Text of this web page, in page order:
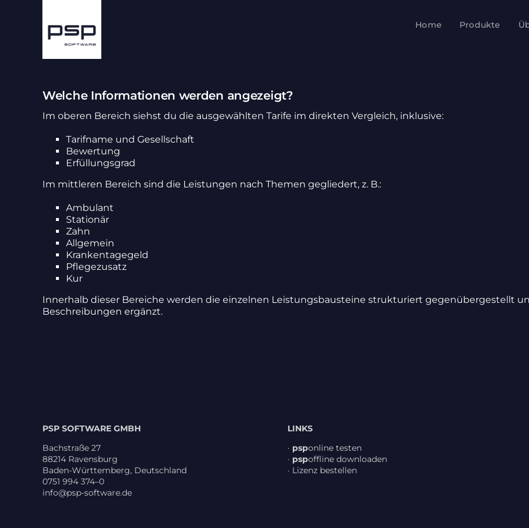
Home Produkte
Welche Informationen werden angezeigt?
Im oberen Bereich siehst du die ausge­wählten Tarife im direkten Vergleich, inklu­sive:
Tarif­name und Gesell­schaft
Bewer­tung
Erfül­lungs­grad
Im mitt­leren Bereich sind die Leis­tungen nach Themen geglie­dert, z. B.:
Ambu­lant
Stationär
Zahn
Allge­mein
Kran­ken­ta­ge­geld
Pfle­ge­zu­satz
Kur
Inner­halb dieser Bereiche werden die einzelnen Leis­tungs­bau­steine struk­tu­riert gegen­über­ge­stellt
Beschrei­bungen ergänzt.
PSP SOFTWARE GMBH
Bach­straße 27
88214 Ravens­burg
Baden-Würt­tem­berg, Deutsch­land
0751 994 374–0
info@psp-software.de
LINKS
· psponline testen
· pspoffline down­loaden
· Lizenz bestellen